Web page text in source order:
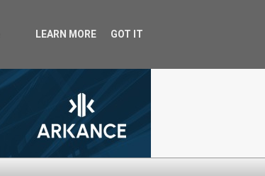
LEARN MORE GOT IT